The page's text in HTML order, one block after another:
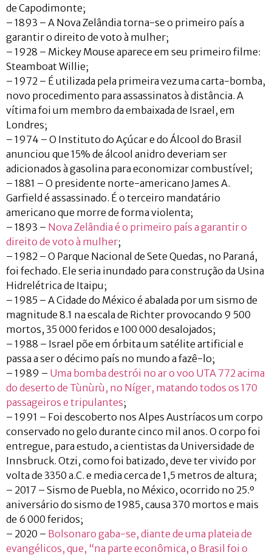
de Capodimonte;
– 1893 – A Nova Zelândia torna-se o primeiro país a
garantir o direito de voto à mulher;
– 1928 – Mickey Mouse aparece em seu primeiro filme:
Steamboat Willie;
– 1972 – É utilizada pela primeira vez uma carta-bomba,
novo procedimento para assassinatos à distância. A
vítima foi um membro da embaixada de Israel, em
Londres;
– 1974 – O Instituto do Açúcar e do Álcool do Brasil
anunciou que 15% de álcool anidro deveriam ser
adicionados à gasolina para economizar combustível;
– 1881 – O presidente norte-americano James A.
Garfield é assassinado. É o terceiro mandatário
americano que morre de forma violenta;
– 1893 – Nova Zelândia é o primeiro país a garantir o
direito de voto à mulher;
– 1982 – O Parque Nacional de Sete Quedas, no Paraná,
foi fechado. Ele seria inundado para construção da Usina
Hidrelétrica de Itaipu;
– 1985 – A Cidade do México é abalada por um sismo de
magnitude 8.1 na escala de Richter provocando 9 500
mortos, 35 000 feridos e 100 000 desalojados;
– 1988 – Israel põe em órbita um satélite artificial e
passa a ser o décimo país no mundo a fazê-lo;
– 1989 – Uma bomba destrói no ar o voo UTA 772 acima
do deserto de Tùnùrù, no Níger, matando todos os 170
passageiros e tripulantes;
– 1991 – Foi descoberto nos Alpes Austríacos um corpo
conservado no gelo durante cinco mil anos. O corpo foi
entregue, para estudo, a cientistas da Universidade de
Innsbruck. Otzi, como foi batizado, deve ter vivido por
volta de 3350 a.C. e media cerca de 1,5 metros de altura;
– 2017 – Sismo de Puebla, no México, ocorrido no 25.º
aniversário do sismo de 1985, causa 370 mortos e mais
de 6 000 feridos;
– 2020 – Bolsonaro gaba-se, diante de uma plateia de
evangélicos, que, “na parte econômica, o Brasil foi o